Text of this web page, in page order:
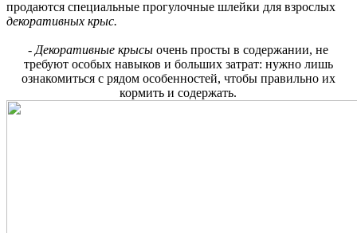
продаются специальные прогулочные шлейки для взрослых
декоративных крыс.
- Декоративные крысыочень просты в содержании, не
требуют особых навыков и больших затрат: нужно лишь
ознакомиться с рядом особенностей, чтобы правильно их
кормить и содержать.